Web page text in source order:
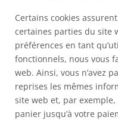
Certains cookies
certaines parties du site
préférences en tant
fonctionnels, nous vous
web. Ainsi, vous n’avez
reprises les mêmes
site web et, par
panier jusqu’à votre